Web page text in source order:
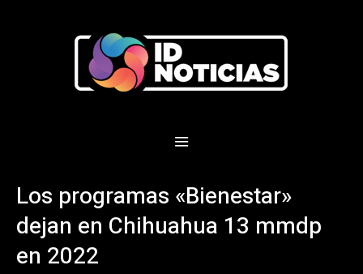
Los programas «Bienestar»
dejan en Chihuahua 13 mmdp
en 2022